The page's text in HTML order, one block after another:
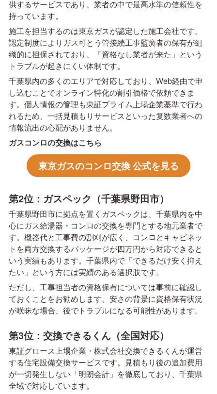
供するサービスであり、業者の中で最高水準の信頼性を
持っています。
施工を担当するのは東京ガスが認定した施工会社です。
認定制度によりガス可とう管接続工事監癀者の保有が組
織的に担保されており、「資格なし業者が来た」という
トラブルが起きにくい体制です。
千葉県内の多くのエリアで対応しており、Web経由で申
し込むことでオンライン特化の割引価格で依頼できま
す。個人情報の管理も東証プライム上場企業基準で行わ
れるため、一括見積もりサービスといった复数業者への
情報流出の心配がありません。
ガスコンロの交換はこちら
東京ガスのコンロ交換 公式を見る
第2位：ガスペック（千葉県野田市）
千葉県野田市に拠点を置くガスペックは、千葉県内を中
心にガス給湯器・コンロの交換を専門とする地元業者で
す。機器代と工事費の割刈が広く、コンロとキャビネッ
トを両方交換するパッケージが四万円から対応できると
いう実績もあります。千葉県内で「できるだけ安く抑え
たい」という方には実績のある選択肢です。
ただし、工事担当者の資格保有については事前に確認し
ておくことをお勧めします。安さの背景に資格保有状況
が咲昧な場合、後でトラブルになる可能性があります。
第3位：交換できるくん（全国対応）
東証グロース上場企業・株式会社交換できるくんが運営
する住宅設備交換サービスです。見積もり後の追加費用
が一切発生しない「明朗会計」を徹底しており、千葉県
全域で対応しています。